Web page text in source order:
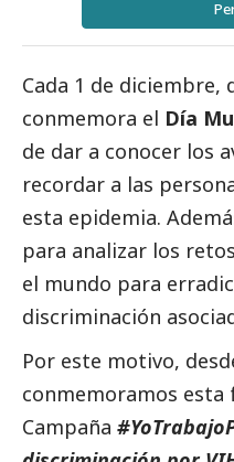
Cada 1 de diciembre,
conmemora el Día
de dar a conocer los
recordar a las
esta epidemia.
para analizar los
el mundo para
discriminación
Por este motivo,
conmemoramos esta
Campaña